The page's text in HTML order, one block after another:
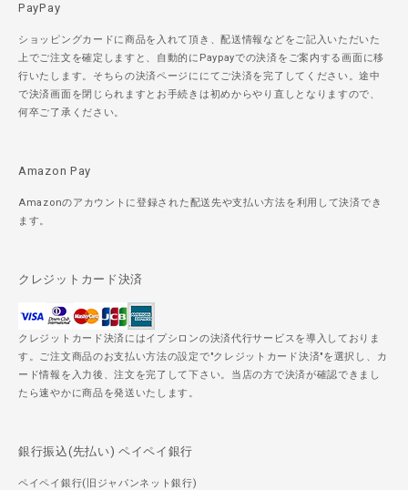
PayPay
ショッピングカードに商品を入れて頂き、配送情報などをご記入いただいた
上でご注文を確定しますと、自動的にPaypayでの決済をご案内する画面に移
行いたします。そちらの決済ページににてご決済を完了してください。途中
で決済画面を閉じられますとお手続きは初めからやり直しとなりますので、
何卒ご了承ください。
Amazon Pay
Amazonのアカウントに登録された配送先や支払い方法を利用して決済でき
ます。
クレジットカード決済
クレジットカード決済にはイプシロンの決済代行サービスを導入しておりま
す。ご注文商品のお支払い方法の設定で"クレジットカード決済"を選択し、カ
ード情報を入力後、注文を完了して下さい。当店の方で決済が確認できまし
たら速やかに商品を発送いたします。
銀行振込(先払い) ペイペイ銀行
ペイペイ銀行(旧ジャパンネット銀行)